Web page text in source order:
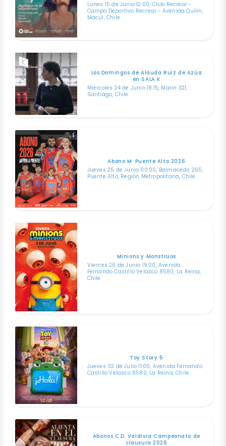
Lunes 15 de Junio 12:00, Club Recrear -
Campo Deportivo Recrear - Avenida Quilin,
Macul, Chile
Los Domingos de Alauda Ruiz de Azúa
en SALA K
Miércoles 24 de Junio 18:15, Marín 321,
Santiago, Chile
Abono M. Puente Alto 2026
Jueves 25 de Junio 00:00, Balmaceda 265,
Puente Alto, Región Metropolitana, Chile
Minions y Monstruos
Viernes 26 de Junio 19:00, Avenida
Fernando Castillo Velasco 8580, La Reina,
Chile
Toy Story 5
Jueves 02 de Julio 11:00, Avenida Fernando
Castillo Velasco 8580, La Reina, Chile
Abonos C.D. Valdivia Campeonato de
clausura 2026